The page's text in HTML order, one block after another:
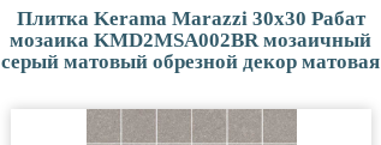
Плитка Kerama Marazzi 30x30 Рабат
мозаика KMD2MSA002BR мозаичный
серый матовый обрезной декор матовая